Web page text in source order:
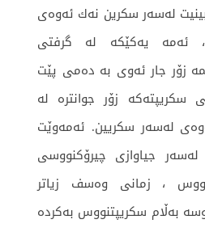
له‌سه‌ر سكرین نه‌ك ئه‌وه‌ی
ئەمە یەکێکە لە گرفتی
زۆر جار ئەوی بە دەمی پێت
سکریپتەکە زۆر جوانترە لە
لەسەر سکریین. ئه‌مه‌وێت
جیاوازی چیرۆكنووسی
، زمانی وەسف زیاتر
بەڵام سکریپتنووس بەکردە